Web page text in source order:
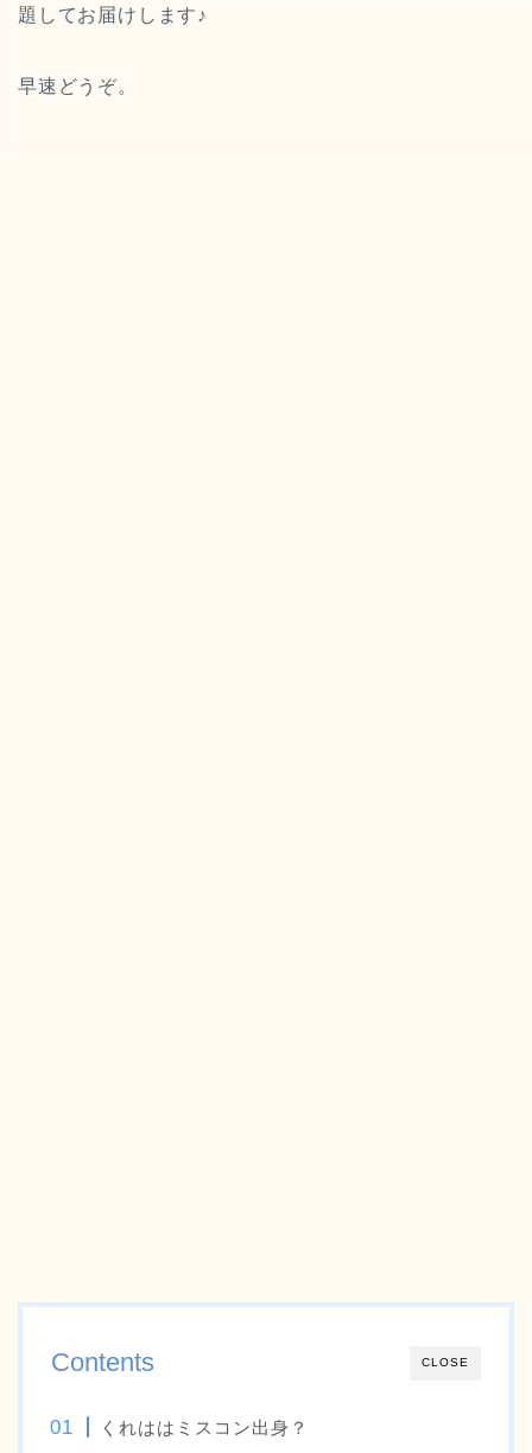
題してお届けします♪
早速どうぞ。
CLOSE
Contents
くれははミスコン出身？